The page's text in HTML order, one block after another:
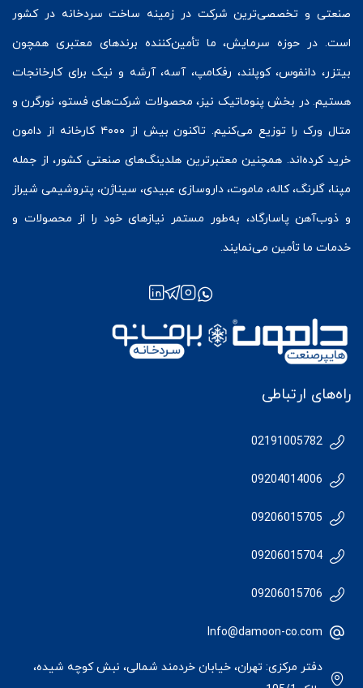
صنعتی و تخصصی‌ترین شرکت در زمینه ساخت سردخانه در کشور
است. در حوزه سرمایش، ما تأمین‌کننده برندهای معتبری همچون
بیتزر، دانفوس،کوپلند، رفکامپ، آسه، آرشه و نیک برای کارخانجات
هستیم. در بخش پنوماتیک نیز، محصولات شرکت‌های فستو، نورگرن و
متال ورک
را توزیع می‌کنیم. تاکنون بیش از ۴۰۰۰ کارخانه از دامون
خرید کرده‌اند. همچنین معتبرترین هلدینگ‌های صنعتی کشور، از جمله
مپنا، گلرنگ، کاله، ماموت، داروسازی عبیدی، سیناژن، پتروشیمی شیراز
و ذوب‌آهن پاسارگاد، به‌طور مستمر نیازهای خود را از محصولات و
خدمات ما تأمین می‌نمایند.
راه‌های ارتباطی
02191005782
09204014006
09206015705
09206015704
09206015706
Info@damoon-co.com
دفتر مرکزی: تهران، خیابان خردمند شمالی، نبش کوچه شیده،